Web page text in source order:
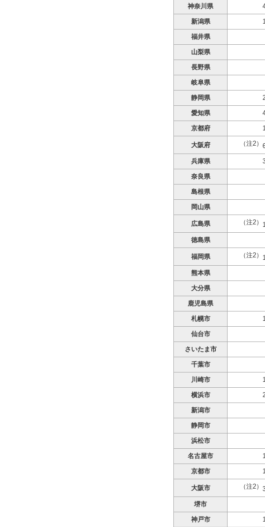
神奈川県
新潟県
福井県
山梨県
長野県
岐阜県
静岡県
愛知県
京都府
大阪府 （注2）
兵庫県
奈良県
島根県
岡山県
広島県 （注2）
徳島県
福岡県 （注2）
熊本県
大分県
鹿児島県
札幌市
仙台市
さいたま市
千葉市
川崎市
横浜市
新潟市
静岡市
浜松市
名古屋市
京都市
大阪市 （注2）
堺市
神戸市